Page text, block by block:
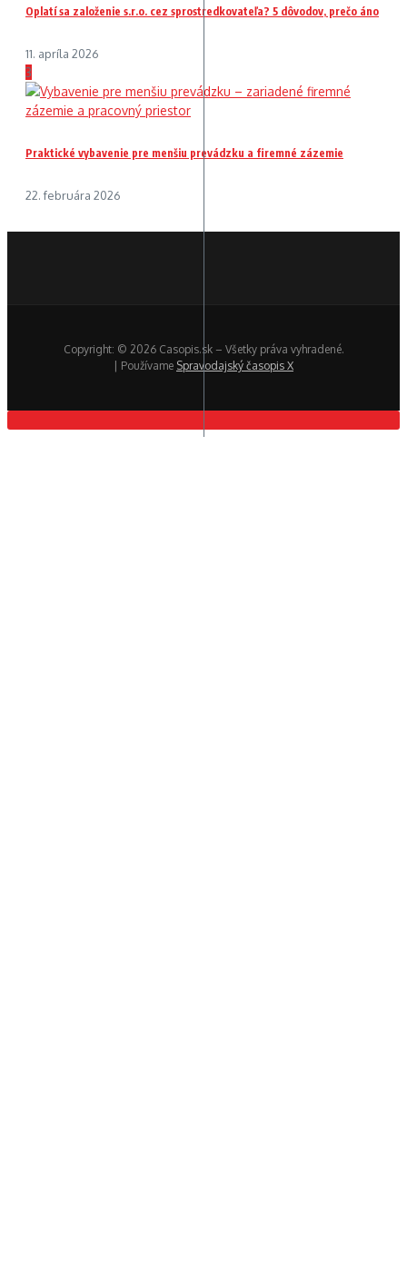
Oplatí sa založenie s.r.o. cez sprostredkovateľa? 5 dôvodov, prečo áno
11. apríla 2026
3
Praktické vybavenie pre menšiu prevádzku a firemné zázemie
22. februára 2026
Copyright: © 2026 Casopis.sk – Všetky práva vyhradené.
| Používame Spravodajský časopis X